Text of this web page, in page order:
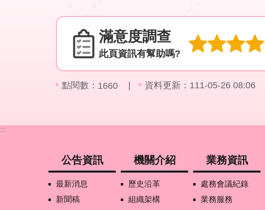
滿意度調查
此頁資訊有幫助嗎?
點閱數： 1660 資料更新：111-05-26 08:06
:::
公告資訊
最新消息
新聞稿
機關介紹
歷史沿革
組織架構
業務資訊
處務會議紀錄
業務服務